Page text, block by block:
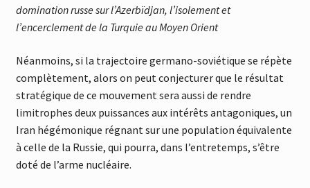
domination russe sur l’Azerbïdjan, l’isolement et
l’encerclement de la Turquie au Moyen Orient
Néanmoins, si la trajectoire germano-soviétique se répète
complètement, alors on peut conjecturer que le résultat
stratégique de ce mouvement sera aussi de rendre
limitrophes deux puissances aux intérêts antagoniques, un
Iran hégémonique régnant sur une population équivalente
à celle de la Russie, qui pourra, dans l’entretemps, s’être
doté de l’arme nucléaire.